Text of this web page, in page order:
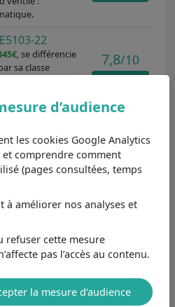
22
, se différencie
sa classe
7,8/10
brassé : flexibilité et
est une option moderne qui
des aliments. Grâce à
par des ventilateurs, ce
homogène, évitant
avec les réfrigérateurs à froid
un dégivrage manuel, le froid
d’audience
les cookies Google Analytics
et comprendre comment
(pages consultées, temps
à améliorer nos analyses et
refuser cette mesure
pas l’accès au contenu.
la mesure d'audience